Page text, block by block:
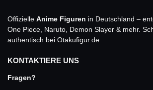
Offizielle Anime Figuren in Deutschland –
One Piece, Naruto, Demon Slayer & mehr.
authentisch bei Otakufigur.de
KONTAKTIERE UNS
Fragen?